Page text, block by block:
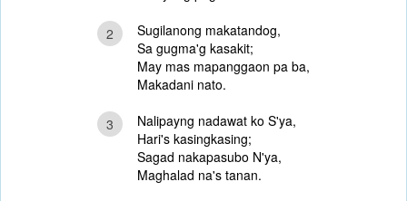
2
Sugilanong makatandog,
Sa gugma'g kasakit;
May mas mapanggaon pa ba,
Makadani nato.
3
Nalipayng nadawat ko S'ya,
Hari's kasingkasing;
Sagad nakapasubo N'ya,
Maghalad na's tanan.